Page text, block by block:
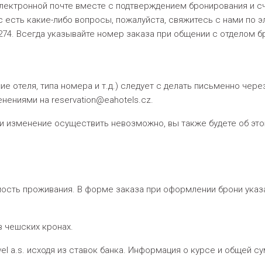
почте вместе с подтверждением бронирования и
какие-либо вопросы, пожалуйста, свяжитесь с нами по
Всегда указывайте номер заказа при общении с отделом
типа номера и т.д.) следует с делать письменно
на reservation@eahotels.cz.
осуществить невозможно, вы также будете об
проживания. В форме заказа при оформлении брони
кронах.
a.s. исходя из ставок банка. Информация о курсе и общей